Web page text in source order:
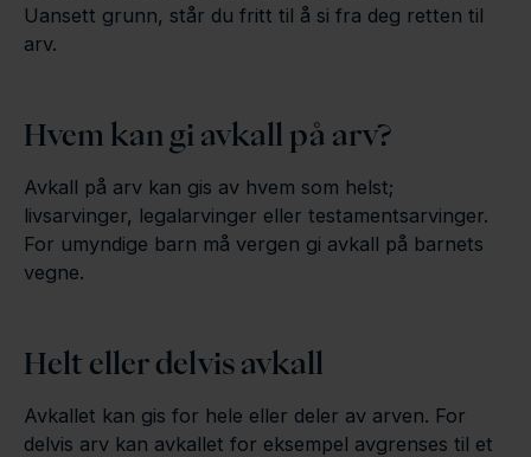
Uansett grunn, står du fritt til å si fra deg retten til
arv.
Hvem kan gi avkall på arv?
Avkall på arv kan gis av hvem som helst;
livsarvinger, legalarvinger eller testamentsarvinger.
For umyndige barn må vergen gi avkall på barnets
vegne.
Helt eller delvis avkall
Avkallet kan gis for hele eller deler av arven. For
delvis arv kan avkallet for eksempel avgrenses til et